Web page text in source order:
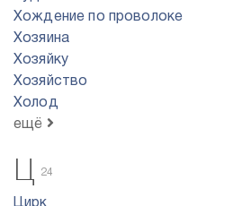
Хождение по проволоке
Хозяина
Хозяйку
Хозяйство
Холод
ещё
Ц 24
Цирк